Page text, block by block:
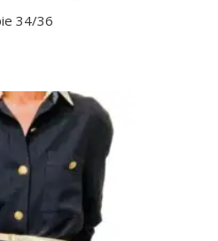
34/36